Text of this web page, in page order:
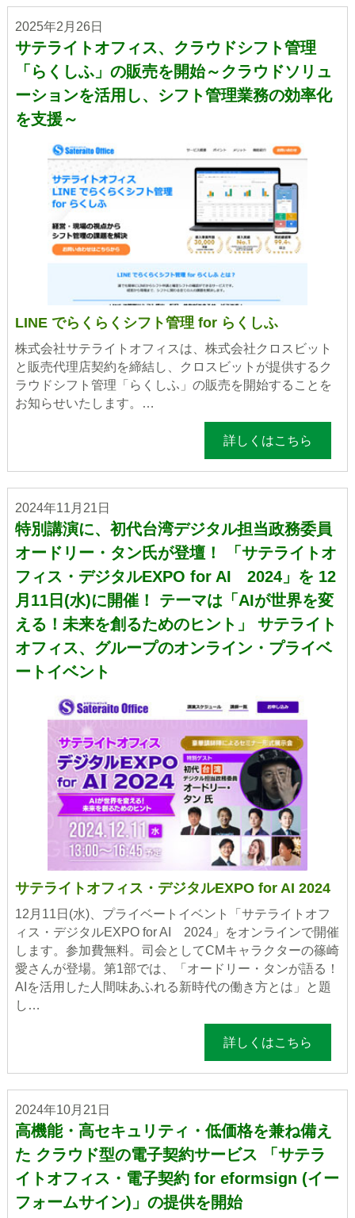
2025年2月26日
サテライトオフィス、クラウドシフト管理
「らくしふ」の販売を開始～クラウドソリュ
ーションを活用し、シフト管理業務の効率化
を支援～
LINE でらくらくシフト管理 for らくしふ
株式会社サテライトオフィスは、株式会社クロスビット
と販売代理店契約を締結し、クロスビットが提供するク
ラウドシフト管理「らくしふ」の販売を開始することを
お知らせいたします。…
詳しくはこちら
2024年11月21日
特別講演に、初代台湾デジタル担当政務委員
オードリー・タン氏が登壇！ 「サテライトオ
フィス・デジタルEXPO for AI 2024」を 12
月11日(水)に開催！ テーマは「AIが世界を変
える！未来を創るためのヒント」 サテライト
オフィス、グループのオンライン・プライベ
ートイベント
サテライトオフィス・デジタルEXPO for AI 2024
12月11日(水)、プライベートイベント「サテライトオフ
ィス・デジタルEXPO for AI 2024」をオンラインで開催
します。参加費無料。司会としてCMキャラクターの篠崎
愛さんが登場。第1部では、「オードリー・タンが語る！
AIを活用した人間味あふれる新時代の働き方とは」と題
し…
詳しくはこちら
2024年10月21日
高機能・高セキュリティ・低価格を兼ね備え
た クラウド型の電子契約サービス 「サテラ
イトオフィス・電子契約 for eformsign (イー
フォームサイン)」の提供を開始